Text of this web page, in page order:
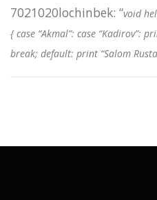
7021020lochinbek: “void
{ case “Akmal”: case “Kadirov”:
break; default: print “Salom